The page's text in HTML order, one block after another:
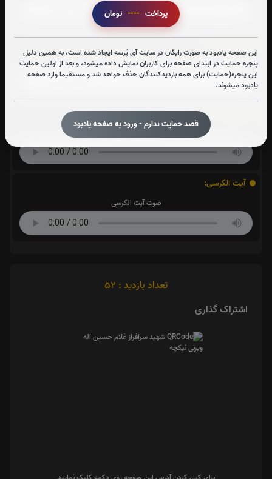
پرداخت ----
این صفحه یادبود به صورت رایگان در سایت آی پُرسه ایجاد شده است، به همین دلیل
پنجره حمایت در ابتدای صفحه برای کاربران نمایش داده میشود، و بعد از اولین حمایت
این پنجره(حمایت) برای همه بازدیدکنندگان حذف خواهد شد و مستقیما وارد صفحه
یادبود میشوند.
قصد حمایت ندارم - ورود به صفحه یادبود
سوره واقعه:
صوت سوره واقعه
صوت سوره ملک
آیت الکرسی:
صوت آیت الکرسی
تعداد بازدید : 52
اشتراک گذاری